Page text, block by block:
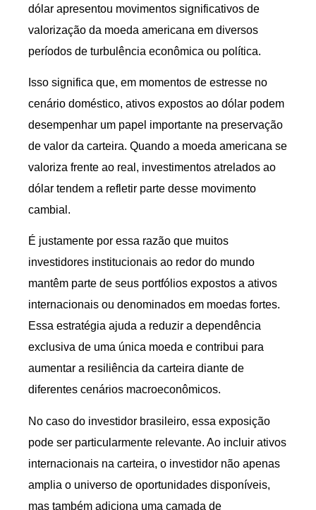
dólar apresentou movimentos significativos de
valorização da moeda americana em diversos
períodos de turbulência econômica ou política.
Isso significa que, em momentos de estresse no
cenário doméstico, ativos expostos ao dólar podem
desempenhar um papel importante na preservação
de valor da carteira. Quando a moeda americana se
valoriza frente ao real, investimentos atrelados ao
dólar tendem a refletir parte desse movimento
cambial.
É justamente por essa razão que muitos
investidores institucionais ao redor do mundo
mantêm parte de seus portfólios expostos a ativos
internacionais ou denominados em moedas fortes.
Essa estratégia ajuda a reduzir a dependência
exclusiva de uma única moeda e contribui para
aumentar a resiliência da carteira diante de
diferentes cenários macroeconômicos.
No caso do investidor brasileiro, essa exposição
pode ser particularmente relevante. Ao incluir ativos
internacionais na carteira, o investidor não apenas
amplia o universo de oportunidades disponíveis,
mas também adiciona uma camada de